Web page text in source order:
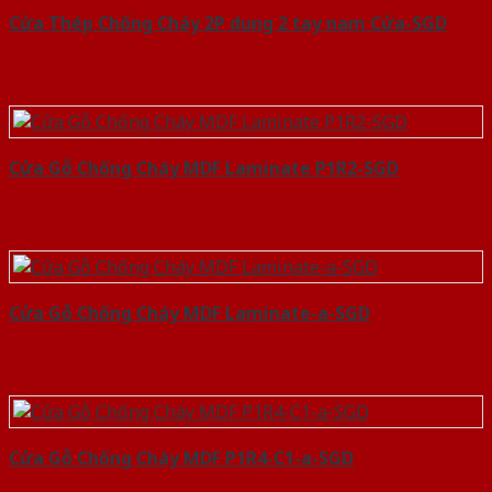
Cửa Thép Chống Cháy 2P dung 2 tay nam Cửa-SGD
Cửa Gỗ Chống Cháy MDF Laminate P1R2-SGD
Cửa Gỗ Chống Cháy MDF Laminate-a-SGD
Cửa Gỗ Chống Cháy MDF P1R4-C1-a-SGD